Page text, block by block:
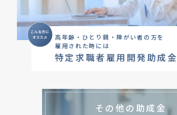
高年齢・ひとり親・障がい者の方を
雇用された時には
特定求職者雇用開発助成金
その他の助成金